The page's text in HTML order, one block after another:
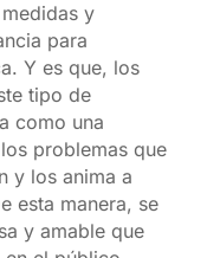
y
para
Y es que, los
tipo de
como una
problemas que
y los anima a
esta manera, se
y amable que